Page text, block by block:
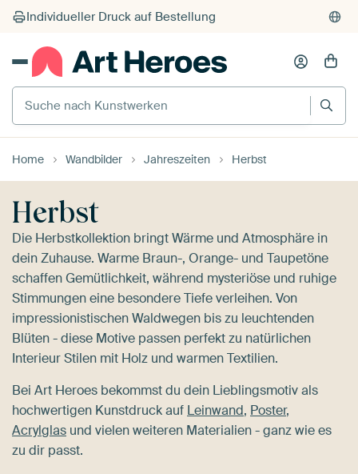
Suche nach Kunstwerken
Home Wandbilder Jahreszeiten Herbst
Herbst
Die Herbstkollektion bringt Wärme und Atmosphäre in
dein Zuhause. Warme Braun-, Orange- und Taupetöne
schaffen Gemütlichkeit, während mysteriöse und ruhige
Stimmungen eine besondere Tiefe verleihen. Von
impressionistischen Waldwegen bis zu leuchtenden
Blüten - diese Motive passen perfekt zu natürlichen
Interieur Stilen mit Holz und warmen Textilien.
Bei Art Heroes bekommst du dein Lieblingsmotiv als
hochwertigen Kunstdruck auf Leinwand, Poster,
Acrylglas und vielen weiteren Materialien - ganz wie es
zu dir passt.